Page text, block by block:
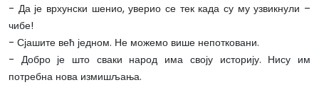
- Да је врхунски шенио, уверио се тек када су му узвикнули –
чибе!
- Сјашите већ једном. Не можемо више непотковани.
- Добро је што сваки народ има своју историју. Нису им
потребна нова измишљања.